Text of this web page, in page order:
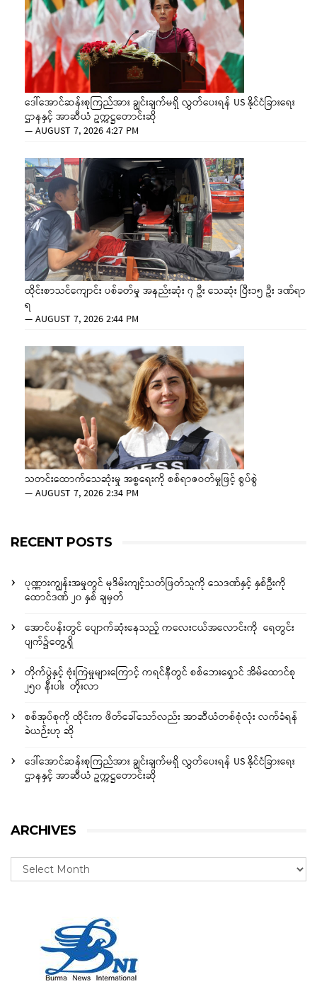
ဒေါ်အောင်ဆန်းစုကြည်အား ချွင်းချက်မရှိ လွှတ်ပေးရန် US နိုင်ငံခြားရေး
ဌာနနှင့် အာဆီယံ ဥက္ကဋ္ဌတောင်းဆို
—AUGUST 7, 2026 4:27 PM
ထိုင်းစာသင်ကျောင်း ပစ်ခတ်မှု အနည်းဆုံး ၇ ဦး သေဆုံး ပြီး၁၅ ဦး ဒဏ်ရာ
ရ
—AUGUST 7, 2026 2:44 PM
သတင်းထောက်သေဆုံးမှု အစ္စရေးကို စစ်ရာဇဝတ်မှုဖြင့် စွပ်စွဲ
—AUGUST 7, 2026 2:34 PM
RECENT POSTS
ပုဏ္ဏားကျွန်းအမှုတွင် မုဒိမ်းကျင့်သတ်ဖြတ်သူကို သေဒဏ်နှင့် နှစ်ဦးကို
ထောင်ဒဏ် ၂၀ နှစ် ချမှတ်
အောင်ပန်းတွင် ပျောက်ဆုံးနေသည့် ကလေးငယ်အလောင်းကို ရေတွင်း
ပျက်၌တွေ့ရှိ
တိုက်ပွဲနှင့် ဗုံးကြဲမှုများကြောင့် ကရင်နီတွင် စစ်ဘေးရှောင် အိမ်ထောင်စု
၂၅၀ နီးပါး တိုးလာ
စစ်အုပ်စုကို ထိုင်းက ဖိတ်ခေါ်သော်လည်း အာဆီယံတစ်စုံလုံး လက်ခံရန်
ခဲယဉ်းဟု ဆို
ဒေါ်အောင်ဆန်းစုကြည်အား ချွင်းချက်မရှိ လွှတ်ပေးရန် US နိုင်ငံခြားရေး
ဌာနနှင့် အာဆီယံ ဥက္ကဋ္ဌတောင်းဆို
ARCHIVES